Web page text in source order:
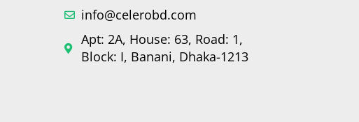
info@celerobd.com
Apt: 2A, House: 63, Road: 1,
Block: I, Banani, Dhaka-1213